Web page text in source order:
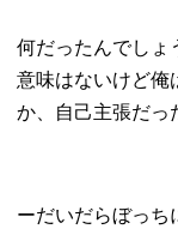
何だったんでしょ
意味はないけど俺
か、自己主張だっ
ーだいだらぼっち